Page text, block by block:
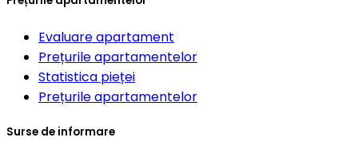
Evaluare apartament
Prețurile apartamentelor
Statistica pieței
Prețurile apartamentelor
Surse de informare